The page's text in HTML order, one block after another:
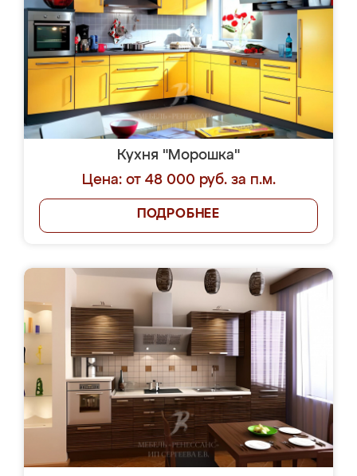
Кухня "Морошка"
Цена: от 48 000 руб. за п.м.
ПОДРОБНЕЕ